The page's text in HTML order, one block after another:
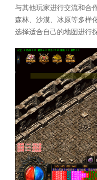
与其他玩家进行交流和合
森林、沙漠、冰原等多样
选择适合自己的地图进行